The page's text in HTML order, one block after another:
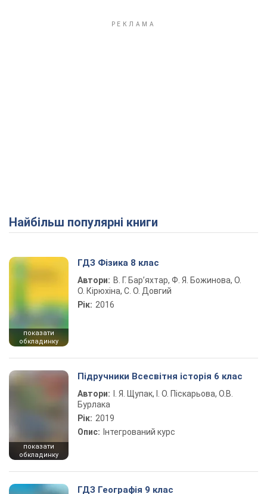
Найбільш популярні книги
показати
обкладинку
ГДЗ Фізика 8 клас
Автори: В. Г. Бар’яхтар, Ф. Я. Божинова, О.
О. Кірюхіна, С. О. Довгий
Рік: 2016
показати
обкладинку
Підручники Всесвітня історія 6 клас
Автори:
І. Я. Щупак, І. О. Піскарьова, О.В.
Бурлака
Рік: 2019
Опис: Інтегрований курс
ГДЗ Географія 9 клас